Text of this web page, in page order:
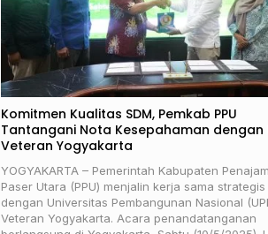
Komitmen Kualitas SDM, Pemkab PPU
Tantangani Nota Kesepahaman dengan
Veteran Yogyakarta
YOGYAKARTA – Pemerintah Kabupaten Penajam
Paser Utara (PPU) menjalin kerja sama strategis
dengan Universitas Pembangunan Nasional
Veteran Yogyakarta. Acara penandatanganan